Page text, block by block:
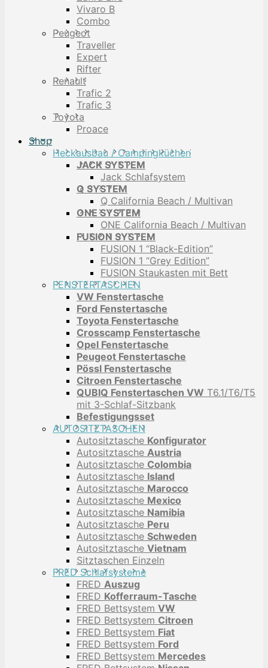
Vivaro B
Combo
Peugeot
Traveller
Expert
Rifter
Renault
Trafic 2
Trafic 3
Toyota
Proace
Shop
Heckausbau / Campingküchen
JACK SYSTEM
Jack Schlafsystem
Q SYSTEM
Q California Beach / Multivan
ONE SYSTEM
ONE California Beach / Multivan
FUSION SYSTEM
FUSION 1 “Black-Edition”
FUSION 1 “Grey Edition”
FUSION Staukasten mit Bett
FENSTERTASCHEN
VW Fenstertasche
Ford Fenstertasche
Toyota Fenstertasche
Crosscamp Fenstertasche
Opel Fenstertasche
Peugeot Fenstertasche
Pössl Fenstertasche
Citroen Fenstertasche
QUBIQ Fenstertaschen VW T6.1/T6/T5
mit 3-Schlaf-Sitzbank
Befestigungsset
AUTOSITZTASCHEN
Autositztasche Konfigurator
Autositztasche Austria
Autositztasche Colombia
Autositztasche Island
Autositztasche Marocco
Autositztasche Mexico
Autositztasche Namibia
Autositztasche Peru
Autositztasche Schweden
Autositztasche Vietnam
Sitztaschen Einzeln
FRED Schlafsysteme
FRED Auszug
FRED Kofferraum-Tasche
FRED Bettsystem VW
FRED Bettsystem Citroen
FRED Bettsystem Fiat
FRED Bettsystem Ford
FRED Bettsystem Mercedes